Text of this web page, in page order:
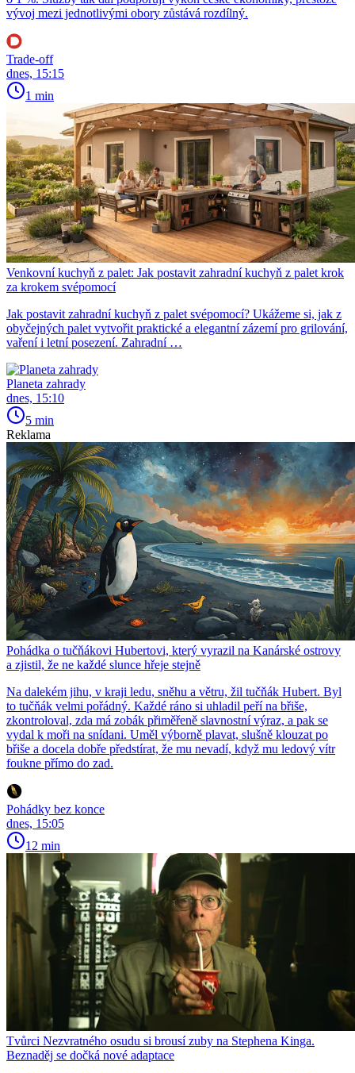
vývoj mezi jednotlivými obory zůstává rozdílný.
Trade-off
dnes, 15:15
1 min
Venkovní kuchyň z palet: Jak postavit zahradní kuchyň z palet krok
za krokem svépomocí
Jak postavit zahradní kuchyň z palet svépomocí? Ukážeme si, jak z
obyčejných palet vytvořit praktické a elegantní zázemí pro grilování,
vaření i letní posezení. Zahradní …
Planeta zahrady
dnes, 15:10
5 min
Reklama
Pohádka o tučňákovi Hubertovi, který vyrazil na Kanárské ostrovy
a zjistil, že ne každé slunce hřeje stejně
Na dalekém jihu, v kraji ledu, sněhu a větru, žil tučňák Hubert. Byl
to tučňák velmi pořádný. Každé ráno si uhladil peří na břiše,
zkontroloval, zda má zobák přiměřeně slavnostní výraz, a pak se
vydal k moři na snídani. Uměl výborně plavat, slušně klouzat po
břiše a docela dobře předstírat, že mu nevadí, když mu ledový vítr
foukne přímo do zad.
Pohádky bez konce
dnes, 15:05
12 min
Tvůrci Nezvratného osudu si brousí zuby na Stephena Kinga.
Beznaděj se dočká nové adaptace